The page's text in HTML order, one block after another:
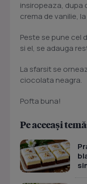
insiropeaza, dupa
crema de vanilie,
Peste se pune cel
si el, se adauga
La sfarsit se
ciocolata neagra.
Pofta buna!
Pe aceeași